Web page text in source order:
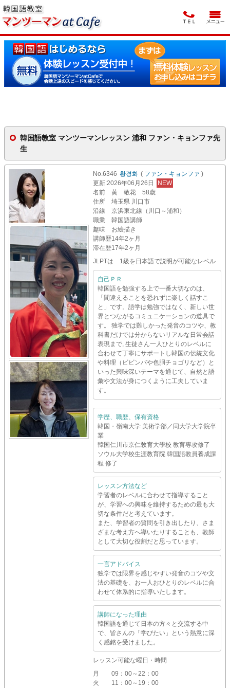
韓国語教室 マンツーマンレッスン 浦和 ファン・キョンファ先
生
No.6346 황경화 ( ファン・キョンファ )
更新:2026年06月26日
NEW
名前
黄 敬花 58歳
住所
埼玉県 川口市
沿線
京浜東北線（川口～浦和）
職業
韓国語講師
趣味
お絵描き
講師歴14年2ヶ月
滞在歴17年2ヶ月
JLPTは 1級を日本語で説明が可能なレベル
自己ＰＲ
韓国語を勉強する上で一番大切なのは、
「間違えることを恐れずに楽しく話すこ
と」です。語学は勉強ではなく、新しい世
界とつながるコミュニケーションの道具で
す。 独学では難しかった発音のコツや、教
科書だけでは分からないリアルな日常会話
表現まで, 生徒さん一人ひとりのレベルに
合わせて丁寧にサポートし韓国の伝統文化
や料理（ビビンバや色胴チョゴリなど）と
いった興味深いテーマを通じて、自然と語
彙や文法が身につくように工夫していま
す。
学歴、職歴、保有資格
韓国・嶺南大学 美術学部／同大学大学院卒
業
韓国仁川市京仁敎育大學校 教育専攻修了
ソウル大学校生涯教育院 韓国語教員養成課
程 修了
レッスン方法など
学習者のレベルに合わせて指導すること
が、学習への興味を維持するための最も大
切な条件だと考えています。
また、学習者の質問を引き出したり、さま
ざまな考え方へ導いたりすることも、教師
として大切な役割だと思っています。
一言アドバイス
独学では限界を感じやすい発音のコツや文
法の基礎を、お一人おひとりのレベルに合
わせて体系的に指導いたします。
講師になった理由
韓国語を通じて日本の方々と交流する中
で、皆さんの「学びたい」という熱意に深
く感銘を受けました。
レッスン可能な曜日・時間
月
09：00～22：00
火
11：00～19：00